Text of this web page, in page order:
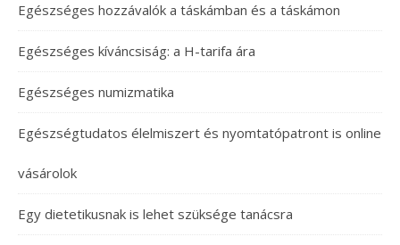
Egészséges hozzávalók a táskámban és a táskámon
Egészséges kíváncsiság: a H-tarifa ára
Egészséges numizmatika
Egészségtudatos élelmiszert és nyomtatópatront is online
vásárolok
Egy dietetikusnak is lehet szüksége tanácsra